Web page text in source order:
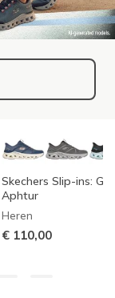
Skechers Slip-ins:
Aphtur
Heren
€ 110,00